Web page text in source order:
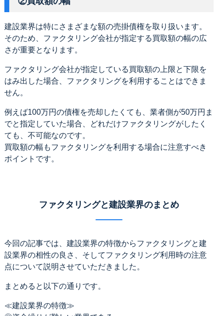
建設業界は特にさまざまな額の売掛債権を取り扱います。
そのため、ファクタリング会社が指定する買取額の幅の広
さが重要となります。
ファクタリング会社が指定している買取額の上限と下限を
はみ出した場合、ファクタリングを利用することはできま
せん。
例えば100万円の債権を売却したくても、業者側が50万円ま
でと指定していた場合、どれだけファクタリングがしたく
ても、不可能なのです。
買取額の幅もファクタリングを利用する場合に注意すべき
ポイントです。
ファクタリングと建設業界のまとめ
今回の記事では、建設業界の特徴からファクタリングと建
設業界の相性の良さ、そしてファクタリング利用時の注意
点について説明させていただきました。
まとめると以下の通りです。
≪建設業界の特徴≫